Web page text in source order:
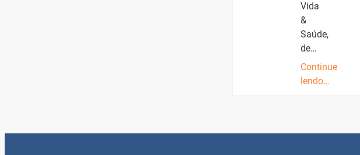
Vida
&
Saúde,
de…
Continue
lendo…